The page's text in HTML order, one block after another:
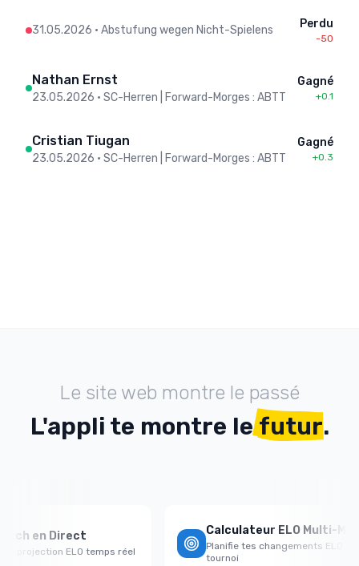
31.05.2026 • Abstufung wegen Nicht-Spielens Perdu
-50
Nathan Ernst
23.05.2026 • SC-Herren | Forward-Morges : ABTT
Gagné
+0.1
Cristian Tiugan
23.05.2026 • SC-Herren | Forward-Morges : ABTT
Gagné
+0.3
Le site web montre le passé
L'appli te montre lefutur.
en Direct
ELO temps réel
Calculateur ELO Multi-
Planifie tes changements ELO de
tournoi